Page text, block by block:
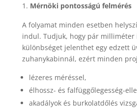
Mérnöki pontosságú felmérés
A folyamat minden esetben
indul. Tudjuk, hogy pár milliméter
különbséget jelenthet egy edzett
zuhanykabinnál, ezért minden
lézeres méréssel,
élhossz- és falfüggőlegesség-
akadályok és burkolatdőlés